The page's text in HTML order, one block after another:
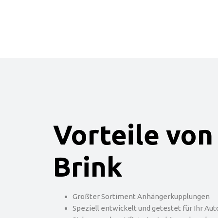
Vorteile von
Brink
Größter Sortiment Anhängerkupplungen
Speziell entwickelt und getestet für Ihr